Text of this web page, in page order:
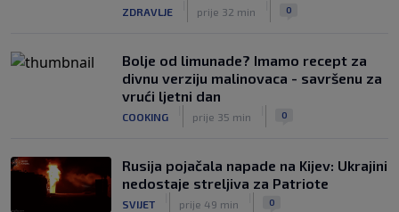
ZDRAVLJE prije 32 min 0
Bolje od limunade? Imamo recept za
divnu verziju malinovaca - savršenu za
vrući ljetni dan
COOKING prije 35 min 0
Rusija pojačala napade na Kijev: Ukrajini
nedostaje streljiva za Patriote
SVIJET prije 49 min 0